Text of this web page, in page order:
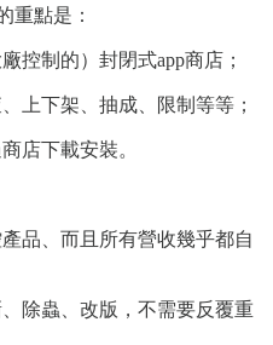
重點是：
控制的）封閉式app商店；
上下架、抽成、限制等等；
店下載安裝。
品、而且所有營收幾乎都自
除蟲、改版，不需要反覆重